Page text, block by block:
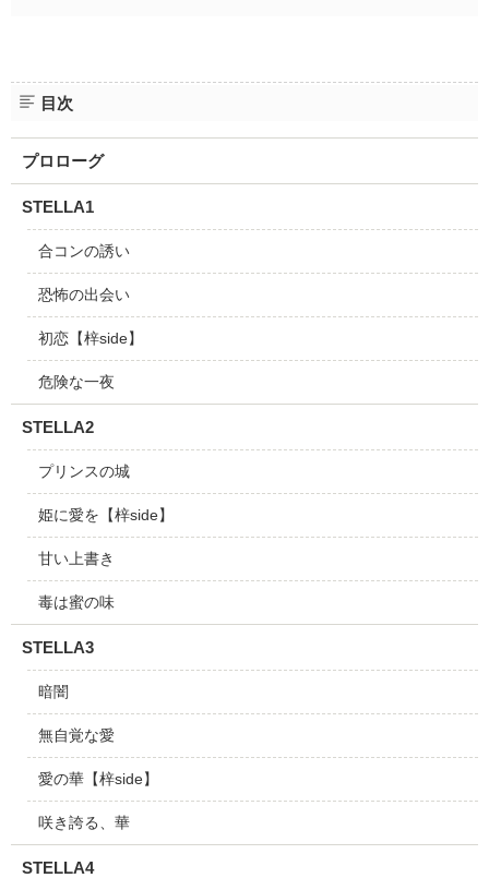
目次
プロローグ
STELLA1
合コンの誘い
恐怖の出会い
初恋【梓side】
危険な一夜
STELLA2
プリンスの城
姫に愛を【梓side】
甘い上書き
毒は蜜の味
STELLA3
暗闇
無自覚な愛
愛の華【梓side】
咲き誇る、華
STELLA4